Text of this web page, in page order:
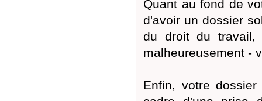
Quant au fond de
d'avoir un dossier
du droit du
malheureusement -
Enfin, votre